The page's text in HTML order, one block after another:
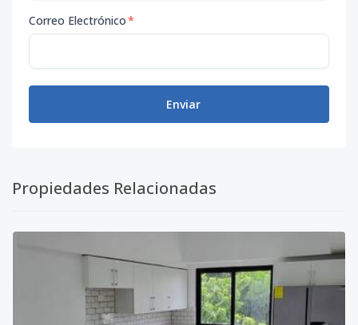
Correo Electrónico*
Enviar
Propiedades Relacionadas